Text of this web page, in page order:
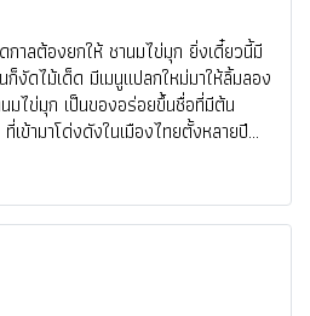
าลต้องยกให้ ชานมไข่มุก ยิ่งเดี๋ยวนี้มี
ก็งัดไม้เด็ด มีเมนูแปลกใหม่มาให้ลิ้มลอง
มไข่มุก เป็นของอร่อยขึ้นชื่อที่มีต้น
เข้ามาโด่งดังในเมืองไทยตั้งหลายปี
นของชานมรสนุ่มๆ อร่อยเข้ากันกับ
เครื่องดื่มที่เรียกความสดชื่นให้กับทุก
มุก ไต้หวัน สักแก้วในบ่ายวันทำงานนะ